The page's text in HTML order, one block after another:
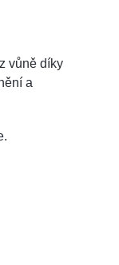
vůně díky
a